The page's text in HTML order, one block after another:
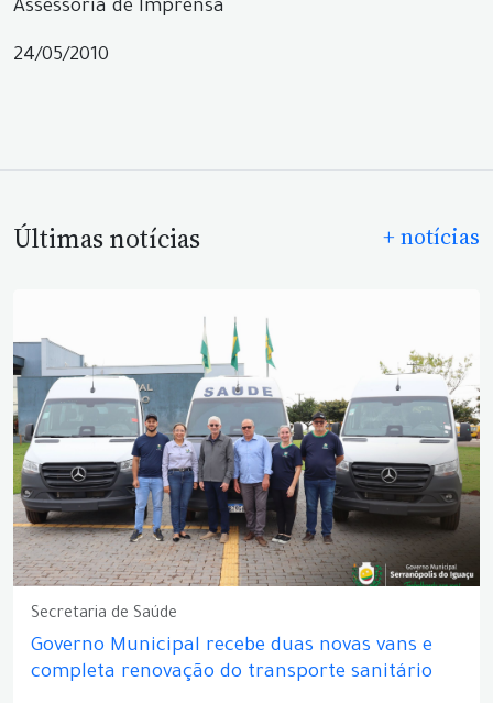
Assessoria de Imprensa
24/05/2010
Últimas notícias + notícias
Secretaria de Saúde
Governo Municipal recebe duas novas vans e
completa renovação do transporte sanitário